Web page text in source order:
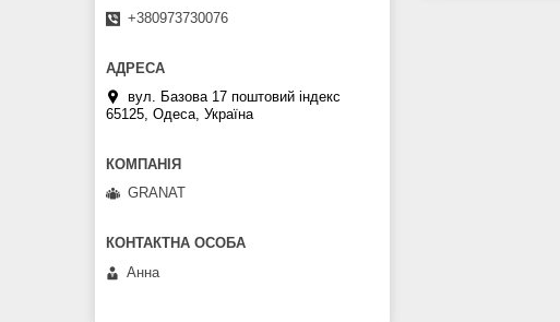
+380973730076
вул. Базова 17 поштовий індекс
65125, Одеса, Україна
GRANAT
Анна